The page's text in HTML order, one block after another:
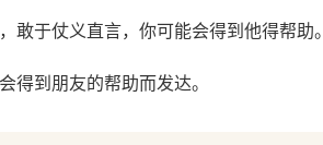
敢于仗义直言，你可能会得到他得帮助
得到朋友的帮助而发达。